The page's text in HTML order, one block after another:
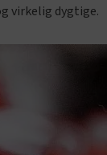
virkelig dygtige.